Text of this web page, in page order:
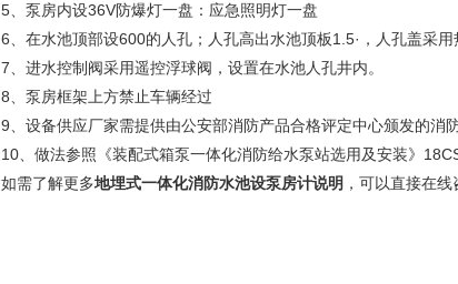
5、泵房内设36V防爆灯一盘：应急照明灯一盘
6、在水池顶部设600的人孔；人孔高出水池顶板1.5·，人孔盖采用
7、进水控制阀采用遥控浮球阀，设置在水池人孔井内。
8、泵房框架上方禁止车辆经过
9、设备供应厂家需提供由公安部消防产品合格评定中心颁发的消
10、做法参照《装配式箱泵一体化消防给水泵站选用及安装》
如需了解更多地埋式一体化消防水池设泵房计说明 ，可以直接在线